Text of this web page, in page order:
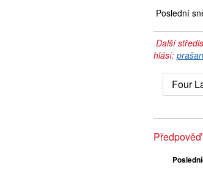
Poslední
Další
hlásí:
Four